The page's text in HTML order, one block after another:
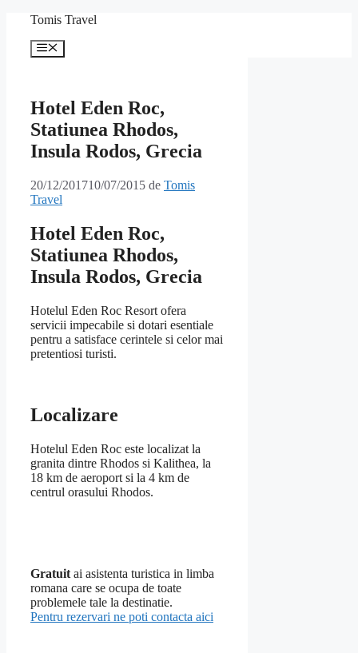
conținut
Tomis Travel
Meniu
Hotel Eden Roc,
Statiunea Rhodos,
Insula Rodos, Grecia
20/12/201710/07/2015 de Tomis
Travel
Hotel Eden Roc,
Statiunea Rhodos,
Insula Rodos, Grecia
Hotelul Eden Roc Resort ofera
servicii impecabile si dotari esentiale
pentru a satisface cerintele si celor mai
pretentiosi turisti.
Localizare
Hotelul Eden Roc este localizat la
granita dintre Rhodos si Kalithea, la
18 km de aeroport si la 4 km de
centrul orasului Rhodos.
Gratuit ai asistenta turistica in limba
romana care se ocupa de toate
problemele tale la destinatie.
Pentru rezervari ne poti contacta aici